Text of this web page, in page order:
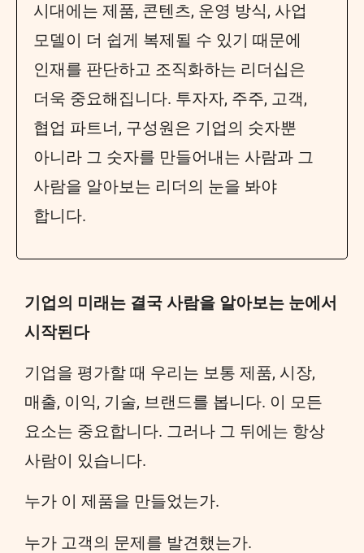
시대에는 제품, 콘텐츠, 운영 방식, 사업
모델이 더 쉽게 복제될 수 있기 때문에
인재를 판단하고 조직화하는 리더십은
더욱 중요해집니다. 투자자, 주주, 고객,
협업 파트너, 구성원은 기업의 숫자뿐
아니라 그 숫자를 만들어내는 사람과 그
사람을 알아보는 리더의 눈을 봐야
합니다.
기업의 미래는 결국 사람을 알아보는 눈에서
시작된다
기업을 평가할 때 우리는 보통 제품, 시장,
매출, 이익, 기술, 브랜드를 봅니다. 이 모든
요소는 중요합니다. 그러나 그 뒤에는 항상
사람이 있습니다.
누가 이 제품을 만들었는가.
누가 고객의 문제를 발견했는가.